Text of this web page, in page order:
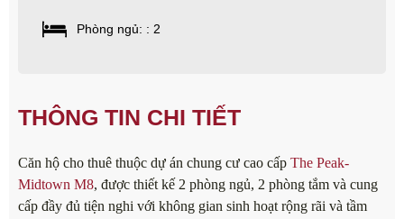
Phòng ngủ: : 2
THÔNG TIN CHI TIẾT
Căn hộ cho thuê thuộc dự án chung cư cao cấp The Peak-
Midtown M8, được thiết kế 2 phòng ngủ, 2 phòng tắm và cung
cấp đầy đủ tiện nghi với không gian sinh hoạt rộng rãi và tầm